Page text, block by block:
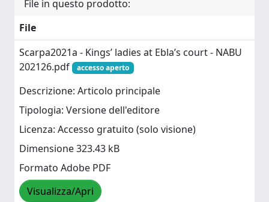
File in questo prodotto:
File
Scarpa2021a - Kings’ ladies at Ebla’s court - NABU
202126.pdf
accesso aperto
Descrizione: Articolo principale
Tipologia: Versione dell'editore
Licenza: Accesso gratuito (solo visione)
Dimensione 323.43 kB
Formato Adobe PDF
Visualizza/Apri